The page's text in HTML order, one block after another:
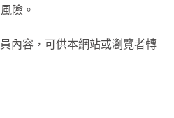
險。
內容，可供本網站或瀏覽者轉